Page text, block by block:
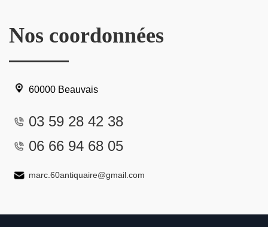
Nos coordonnées
60000 Beauvais
03 59 28 42 38
06 66 94 68 05
marc.60antiquaire@gmail.com